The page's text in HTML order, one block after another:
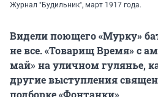
Журнал "Будильник", март 1917 года.
Видели поющего «Мурку»
не все. «Товарищ Время» с
май» на уличном гулянье,
другие выступления
подборке «Фонтанки».